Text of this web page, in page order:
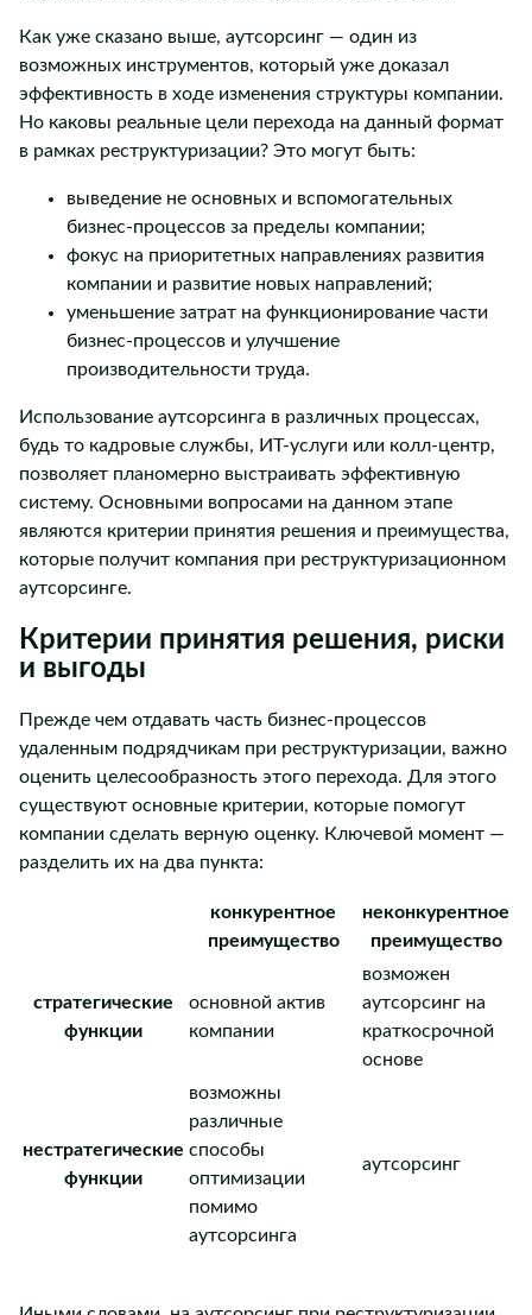
Как уже сказано выше, аутсорсинг — один из
возможных инструментов, который уже доказал
эффективность в ходе изменения структуры компании.
Но каковы реальные цели перехода на данный формат
в рамках реструктуризации? Это могут быть:
выведение не основных и вспомогательных
бизнес-процессов за пределы компании;
фокус на приоритетных направлениях развития
компании и развитие новых направлений;
уменьшение затрат на функционирование части
бизнес-процессов и улучшение
производительности труда.
Использование аутсорсинга в различных процессах,
будь то кадровые службы, ИТ-услуги или колл-центр,
позволяет планомерно выстраивать эффективную
систему. Основными вопросами на данном этапе
являются критерии принятия решения и преимущества,
которые получит компания при реструктуризационном
аутсорсинге.
Критерии принятия решения, риски
и выгоды
Прежде чем отдавать часть бизнес-процессов
удаленным подрядчикам при реструктуризации, важно
оценить целесообразность этого перехода. Для этого
существуют основные критерии, которые помогут
компании сделать верную оценку. Ключевой момент —
разделить их на два пункта:
конкурентное
преимущество
неконкурентное
преимущество
стратегические
функции
основной актив
компании
возможен
аутсорсинг на
краткосрочной
основе
нестратегические
функции
возможны
различные
способы
оптимизации
помимо
аутсорсинга
аутсорсинг